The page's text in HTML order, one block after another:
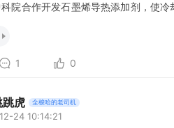
院合作开发石墨烯导热添加剂，使
1 0
跳虎 全梭哈的老司机
24 10:14:21